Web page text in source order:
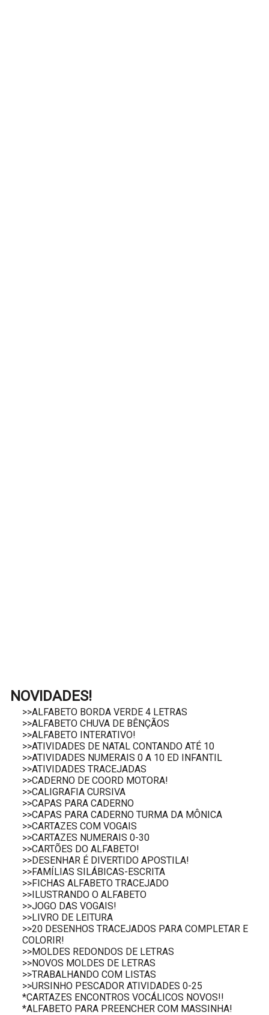
NOVIDADES!
>>ALFABETO BORDA VERDE 4 LETRAS
>>ALFABETO CHUVA DE BÊNÇÃOS
>>ALFABETO INTERATIVO!
>>ATIVIDADES DE NATAL CONTANDO ATÉ 10
>>ATIVIDADES NUMERAIS 0 A 10 ED INFANTIL
>>ATIVIDADES TRACEJADAS
>>CADERNO DE COORD MOTORA!
>>CALIGRAFIA CURSIVA
>>CAPAS PARA CADERNO
>>CAPAS PARA CADERNO TURMA DA MÔNICA
>>CARTAZES COM VOGAIS
>>CARTAZES NUMERAIS 0-30
>>CARTÕES DO ALFABETO!
>>DESENHAR É DIVERTIDO APOSTILA!
>>FAMÍLIAS SILÁBICAS-ESCRITA
>>FICHAS ALFABETO TRACEJADO
>>ILUSTRANDO O ALFABETO
>>JOGO DAS VOGAIS!
>>LIVRO DE LEITURA
>>20 DESENHOS TRACEJADOS PARA COMPLETAR E
COLORIR!
>>MOLDES REDONDOS DE LETRAS
>>NOVOS MOLDES DE LETRAS
>>TRABALHANDO COM LISTAS
>>URSINHO PESCADOR ATIVIDADES 0-25
*CARTAZES ENCONTROS VOCÁLICOS NOVOS!!
*ALFABETO PARA PREENCHER COM MASSINHA!